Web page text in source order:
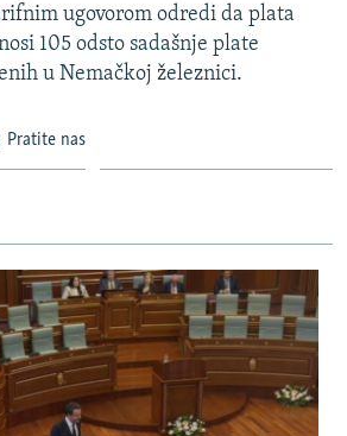
U BIH
ugovorom odredi da plata
105 odsto sadašnje plate
u Nemačkoj železnici.
Pratite nas